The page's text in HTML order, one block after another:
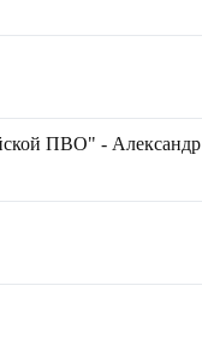
ПВО" - Александр